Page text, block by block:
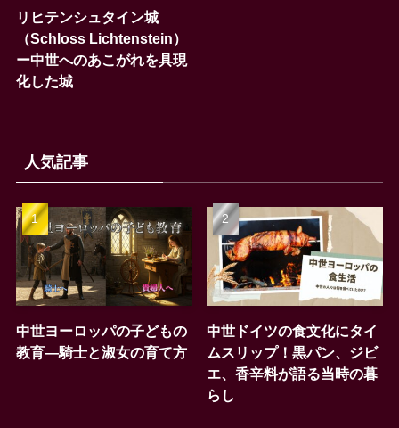
リヒテンシュタイン城
（Schloss Lichtenstein）
ー中世へのあこがれを具現
化した城
人気記事
中世ヨーロッパの子どもの
教育―騎士と淑女の育て方
中世ドイツの食文化にタイ
ムスリップ！黒パン、ジビ
エ、香辛料が語る当時の暮
らし